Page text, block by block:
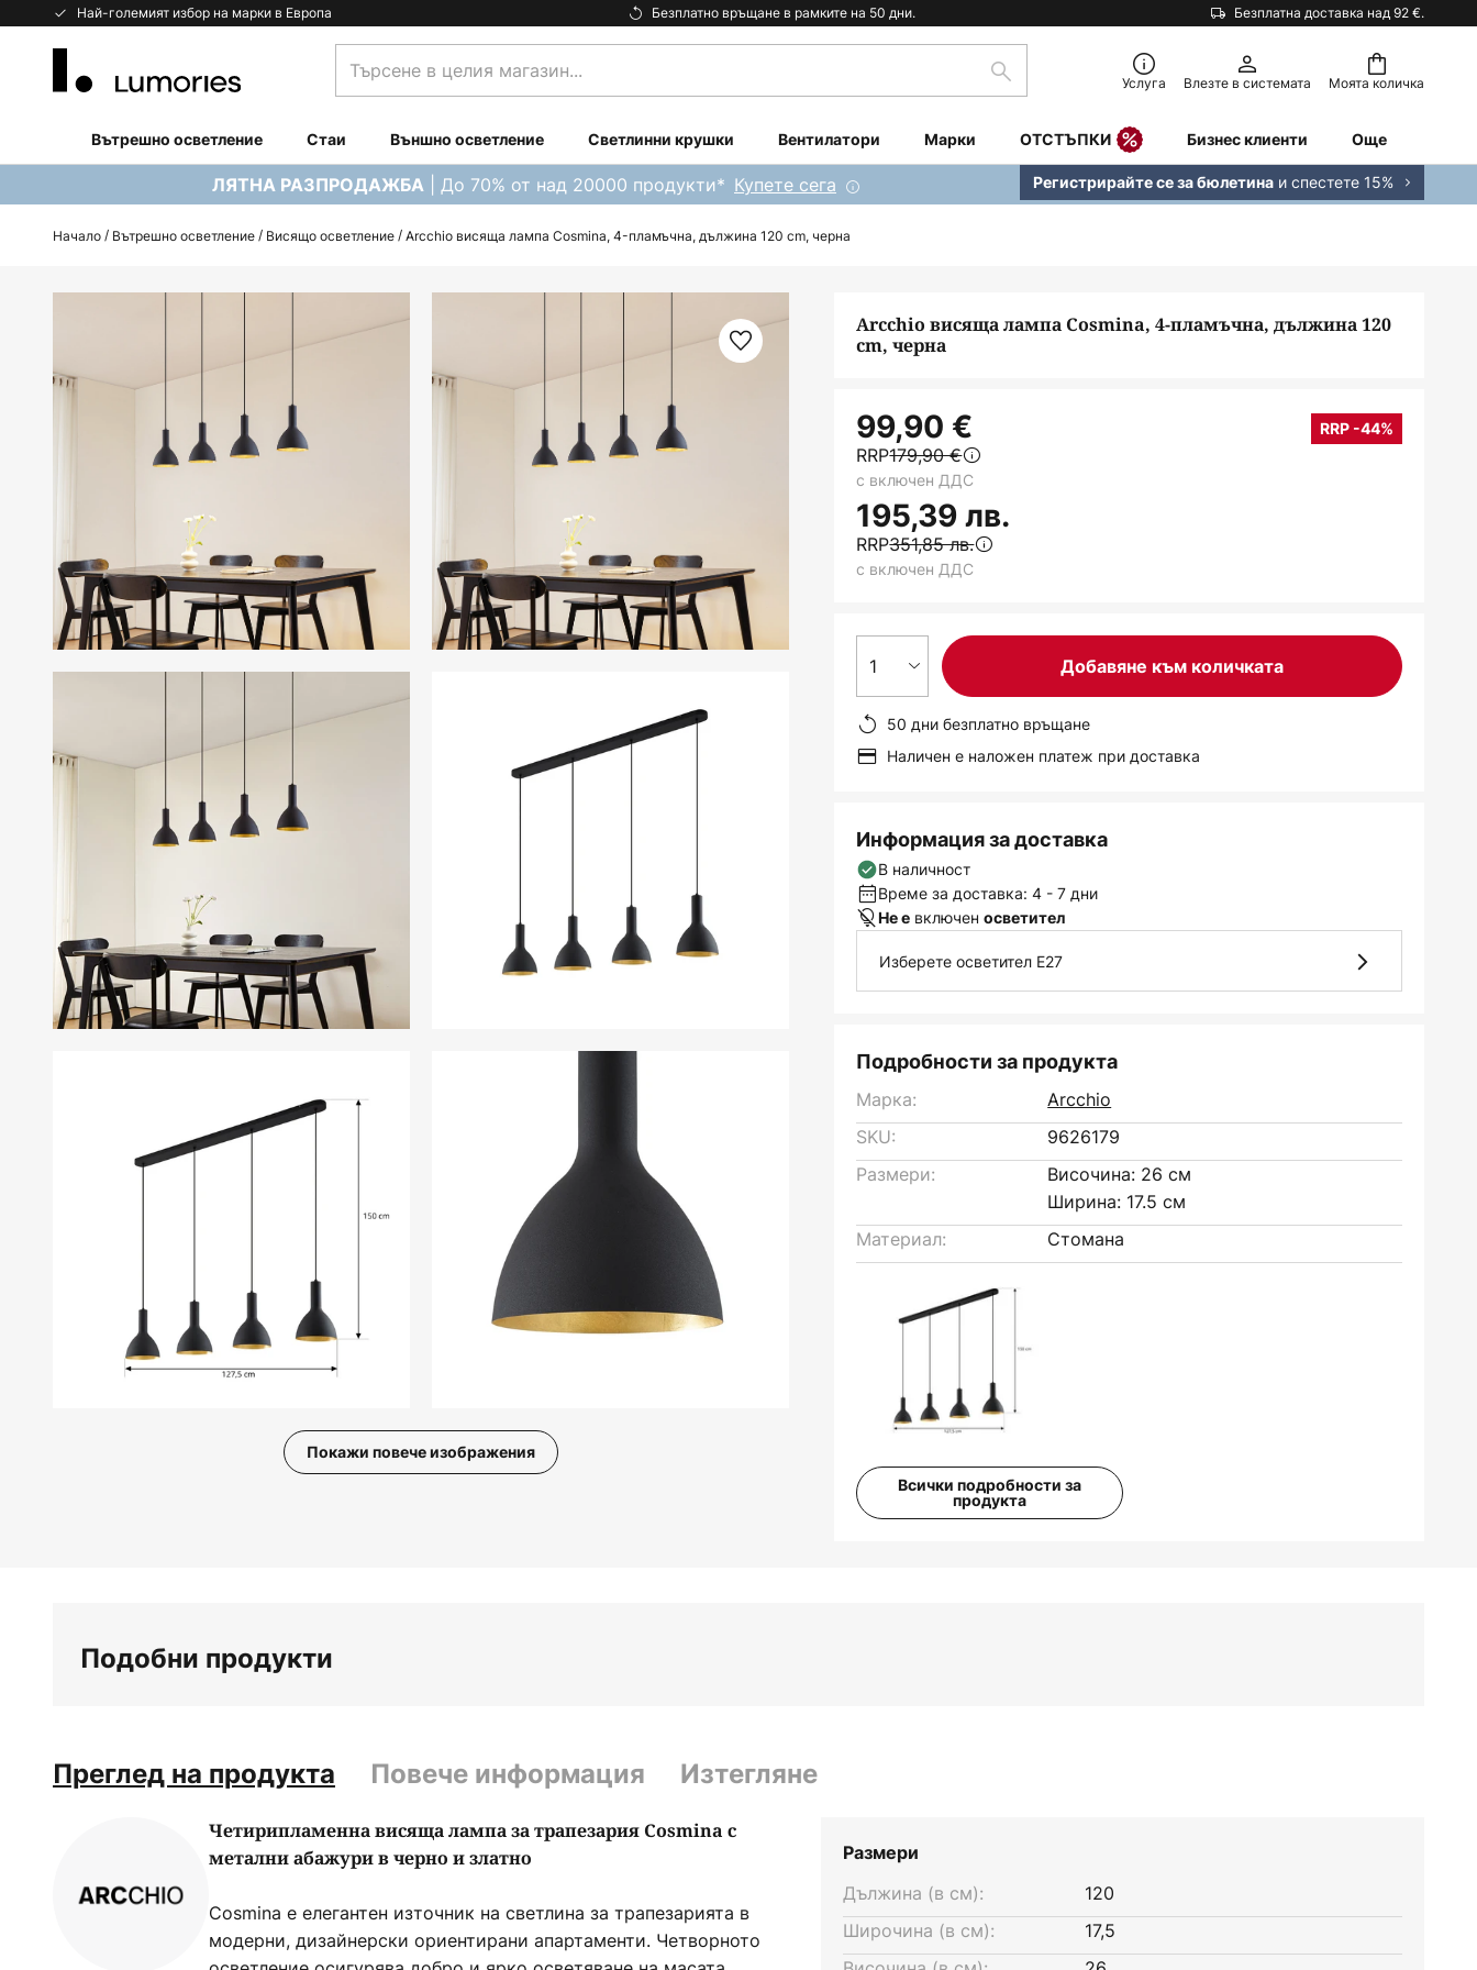
Най-големият избор на марки в Европа Безплатно връщане в рамките на 50 дни. Безплатна доставка над 92 €.
Прескачане
Моята количка
магазин...
Търсене Услуга Влезте в системата
Вътрешно осветление Стаи Външно осветление Светлинни крушки Вентилатори Марки ОТСТЪПКИ Бизнес клиенти Още
ЛЯТНА РАЗПРОДАЖБА | До 70% от над 20000 продукти* Купете сега Регистрирайте се за бюлетина и спестете 15%
Начало Вътрешно осветление Висящо осветление Arcchio висяща лампа Cosmina, 4-пламъчна, дължина 120 cm, черна
на
изображенията
Покажи повече изображения
снимки
Arcchio висяща лампа Cosmina, 4-пламъчна, дължина 120
cm, черна
99,90 € RRP -44%
RRP179,90 €
195,39 лв.
RRP351,85 лв.
с включен ДДС
с включен ДДС
1 Добавяне към количката
50 дни безплатно връщане
Наличен е наложен платеж при доставка
Информация за доставка
В наличност
Време за доставка: 4 - 7 дни
Не е включеносветител
Изберете осветител E27
Подробности за продукта
Марка:
Arcchio
SKU:
9626179
Размери:
Височина: 26 см
Ширина: 17.5 см
Материал:
Стомана
Всички подробности за
продукта
Подобни продукти
Преглед на продукта Повече информация Изтегляне
Четирипламенна висяща лампа за трапезария Cosmina с
метални абажури в черно и златно
Cosmina е елегантен източник на светлина за трапезарията в
модерни, дизайнерски ориентирани апартаменти. Четворното
Размери
Дължина (в см):
120
Широчина (в см):
17,5